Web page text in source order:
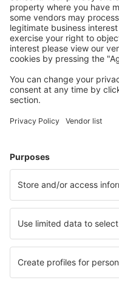
Prezzi attraenti e
L’alloggio che ti
Scegli tra oltre 1,3
Gli hotel più
Hotel a Rio de Janeiro
Hotel a Curitiba Hotel
Hotel in Domingos Martins